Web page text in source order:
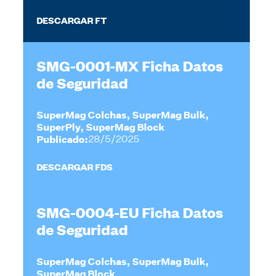
DESCARGAR FT
SMG-0001-MX Ficha Datos
de Seguridad
SuperMag Colchas, SuperMag Bulk,
SuperPly, SuperMag Block
Publicado:28/5/2025
DESCARGAR FDS
SMG-0004-EU Ficha Datos
de Seguridad
SuperMag Colchas, SuperMag Bulk,